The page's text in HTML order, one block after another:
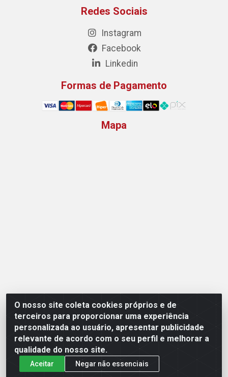
O nosso site coleta cookies próprios e de
terceiros para proporcionar uma experiência
personalizada ao usuário, apresentar publicidade
relevante de acordo com o seu perfil e melhorar a
qualidade do nosso site.
Aceitar
Negar não essenciais
Redes Sociais
Instagram
Facebook
Linkedin
Formas de Pagamento
Mapa
Opção Atacadista - Setor De Industria Qi 21 Lt 23 A 41,
SN - Setor Industrial (Ceilândia), Brasília/DF - CEP
72265-210 - CNPJ 17.244.285/0001-09